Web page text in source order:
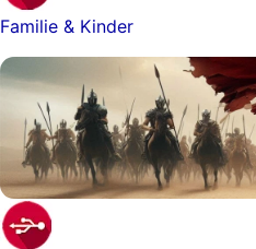
Familie & Kinder